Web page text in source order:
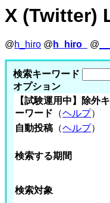
X (Twitter)
@h_hiro @ h_hiro_ @
検索キーワード
オプション
【試験運用中】除外キ
ーワード （ヘルプ）
自動投稿 （ヘルプ）
検索する期間
検索対象